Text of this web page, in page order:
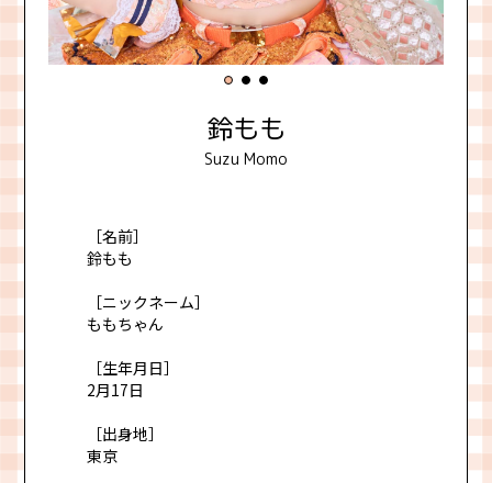
鈴もも
Suzu Momo
［名前］
鈴もも
［ニックネーム］
ももちゃん
［生年月日］
2月17日
［出身地］
東京